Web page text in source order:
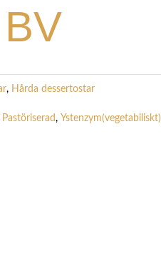
, Hårda dessertostar
Pastöriserad, Ystenzym(vegetabiliskt)